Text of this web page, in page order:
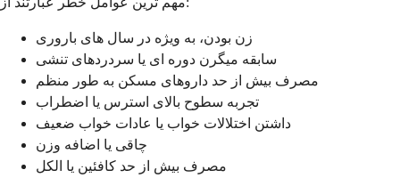
زن بودن، به ویژه در سال های باروری
سابقه میگرن دوره ای یا سردردهای تنشی
مصرف بیش از حد داروهای مسکن به طور منظم
تجربه سطوح بالای استرس یا اضطراب
داشتن اختلالات خواب یا عادات خواب ضعیف
چاقی یا اضافه وزن
مصرف بیش از حد کافئین یا الکل